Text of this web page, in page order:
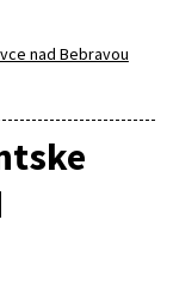
nad Bebravou